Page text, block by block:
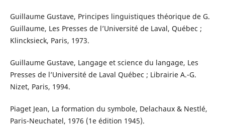
Guillaume Gustave, Principes linguistiques théorique de G.
Guillaume, Les Presses de l’Université de Laval, Québec ;
Klincksieck, Paris, 1973.
Guillaume Gustave, Langage et science du langage, Les
Presses de l’Université de Laval Québec ; Librairie A.-G.
Nizet, Paris, 1994.
Piaget Jean, La formation du symbole, Delachaux & Nestlé,
Paris-Neuchatel, 1976 (1e édition 1945).